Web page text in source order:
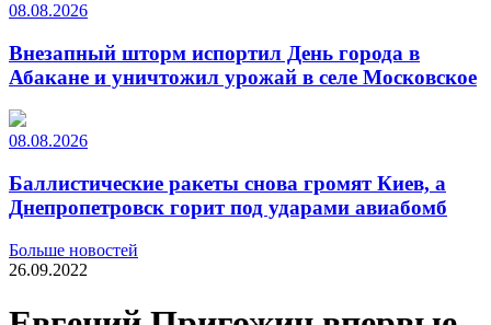
08.08.2026
Внезапный шторм испортил День города в
Абакане и уничтожил урожай в селе Московское
08.08.2026
Баллистические ракеты снова громят Киев, а
Днепропетровск горит под ударами авиабомб
Больше новостей
26.09.2022